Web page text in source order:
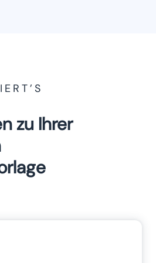
zu Ihrer